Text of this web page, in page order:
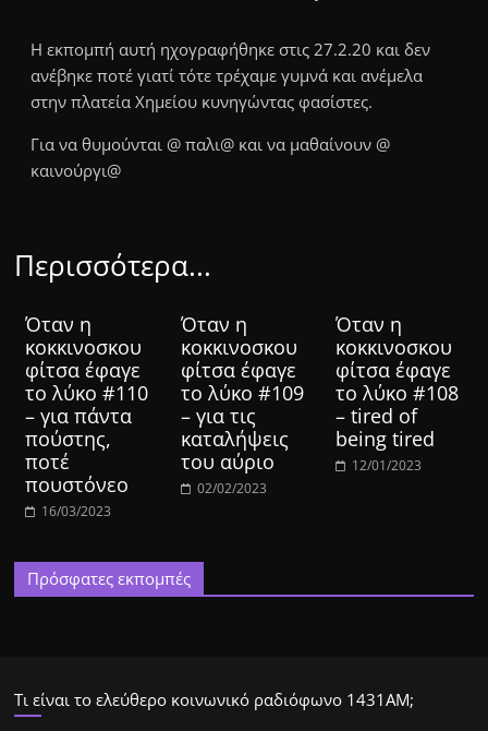
Η εκπομπή αυτή ηχογραφήθηκε στις 27.2.20 και δεν
ανέβηκε ποτέ γιατί τότε τρέχαμε γυμνά και ανέμελα
στην πλατεία Χημείου κυνηγώντας φασίστες.
Για να θυμούνται @ παλι@ και να μαθαίνουν @
καινούργι@
Περισσότερα...
Όταν η
κοκκινοσκου
φίτσα έφαγε
το λύκο #110
– για πάντα
πούστης,
ποτέ
πουστόνεο
16/03/2023
Όταν η
κοκκινοσκου
φίτσα έφαγε
το λύκο #109
– για τις
καταλήψεις
του αύριο
02/02/2023
Όταν η
κοκκινοσκου
φίτσα έφαγε
το λύκο #108
– tired of
being tired
12/01/2023
Πρόσφατες εκπομπές
Τι είναι το ελεύθερο κοινωνικό ραδιόφωνο 1431ΑΜ;